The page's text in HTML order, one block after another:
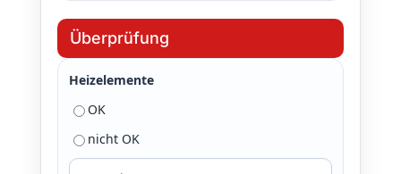
Überprüfung
Heizelemente
OK
nicht OK